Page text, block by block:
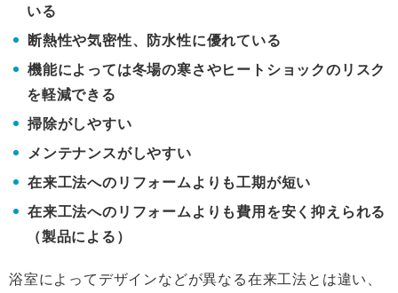
いる
断熱性や気密性、防水性に優れている
機能によっては冬場の寒さやヒートショックのリスク
を軽減できる
掃除がしやすい
メンテナンスがしやすい
在来工法へのリフォームよりも工期が短い
在来工法へのリフォームよりも費用を安く抑えられる
（製品による）
浴室によってデザインなどが異なる在来工法とは違い、